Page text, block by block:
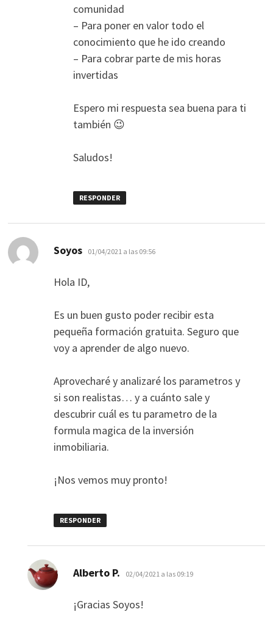
comunidad
– Para poner en valor todo el
conocimiento que he ido creando
– Para cobrar parte de mis horas
invertidas
Espero mi respuesta sea buena para ti
también 😉
Saludos!
RESPONDER
Soyos dice:
01/04/2021 a las 09:56
Hola ID,
Es un buen gusto poder recibir esta
pequeña formación gratuita. Seguro que
voy a aprender de algo nuevo.
Aprovecharé y analizaré los parametros y
si son realistas… y a cuánto sale y
descubrir cuál es tu parametro de la
formula magica de la inversión
inmobiliaria.
¡Nos vemos muy pronto!
RESPONDER
Alberto P. dice:
02/04/2021 a las 09:19
¡Gracias Soyos!